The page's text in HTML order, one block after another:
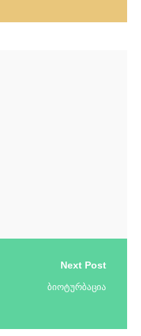
Next Post
ბიოტურბაცია